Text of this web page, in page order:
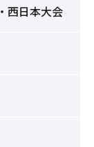
西日本大会